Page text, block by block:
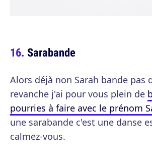
Sarabande
Alors déjà non Sarah bande pas
revanche j'ai pour vous plein de
pourries à faire avec le prénom
une sarabande c'est une danse
calmez-vous.